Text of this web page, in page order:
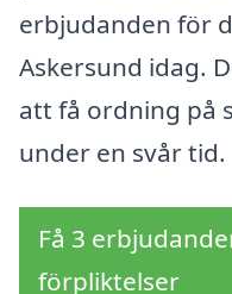
erbjudanden för
Askersund idag.
att få ordning på
under en svår tid.
Få 3
förpliktelser